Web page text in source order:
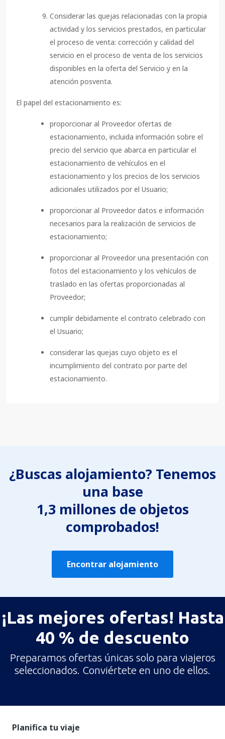
Considerar las quejas relacionadas con la propia
actividad y los servicios prestados, en particular
el proceso de venta: corrección y calidad del
servicio en el proceso de venta de los servicios
disponibles en la oferta del Servicio y en la
atención posventa.
El papel del estacionamiento es:
proporcionar al Proveedor ofertas de
estacionamiento, incluida información sobre el
precio del servicio que abarca en particular el
estacionamiento de vehículos en el
estacionamiento y los precios de los servicios
adicionales utilizados por el Usuario;
proporcionar al Proveedor datos e información
necesarios para la realización de servicios de
estacionamiento;
proporcionar al Proveedor una presentación con
fotos del estacionamiento y los vehículos de
traslado en las ofertas proporcionadas al
Proveedor;
cumplir debidamente el contrato celebrado con
el Usuario;
considerar las quejas cuyo objeto es el
incumplimiento del contrato por parte del
estacionamiento.
¿Buscas alojamiento? Tenemos
una base
1,3 millones de objetos
comprobados!
Encontrar alojamiento
¡Las mejores ofertas! Hasta
40 % de descuento
Preparamos ofertas únicas solo para viajeros
seleccionados. Conviértete en uno de ellos.
Planifica tu viaje